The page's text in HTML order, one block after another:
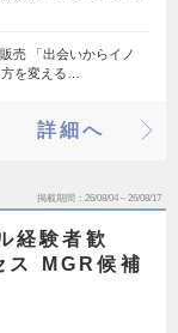
売 「出会いからイノ
を変える…
詳細へ
掲載期間 26/08/04～26/08/17
経験者歓
MGR候補